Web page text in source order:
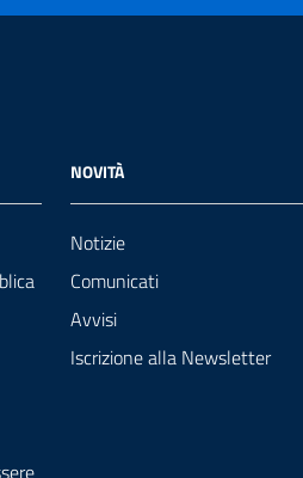
NOVITÀ
Notizie
Comunicati
Avvisi
Iscrizione alla Newsletter